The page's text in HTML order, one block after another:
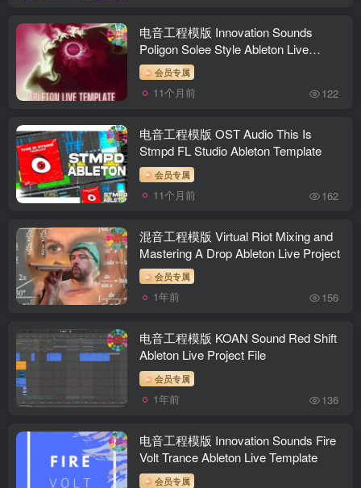
电音工程模版 Innovation Sounds
Poligon Solee Style Ableton Live
Template
会员专属
11个月前 122
电音工程模版 OST Audio This Is
Stmpd FL Studio Ableton Template
会员专属
11个月前 162
混音工程模版 Virtual Riot Mixing and
Mastering A Drop Ableton Live Project
会员专属
1年前 156
电音工程模版 KOAN Sound Red Shift
Ableton Live Project File
会员专属
1年前 136
电音工程模版 Innovation Sounds Fire
Volt Trance Ableton Live Template
会员专属